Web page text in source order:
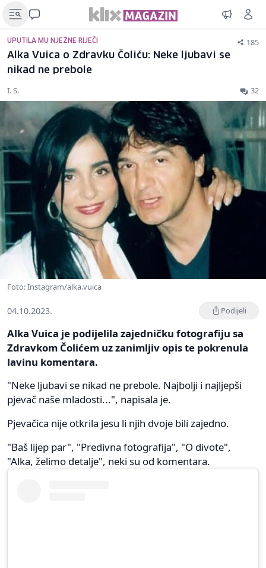
UPUTILA MU NJEŽNE RIJEČI 185
Alka Vuica o Zdravku Čoliću: Neke ljubavi se
nikad ne prebole
I. S. 32
Foto: Instagram/alka.vuica
04.10.2023. Podijeli
Alka Vuica je podijelila zajedničku fotografiju sa
Zdravkom Čolićem uz zanimljiv opis te pokrenula
lavinu komentara.
"Neke ljubavi se nikad ne prebole. Najbolji i najljepši
pjevač naše mladosti...", napisala je.
Pjevačica nije otkrila jesu li njih dvoje bili zajedno.
"Baš lijep par", "Predivna fotografija", "O divote",
"Alka, želimo detalje", neki su od komentara.